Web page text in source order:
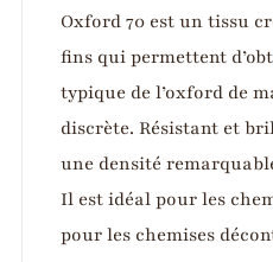
Oxford 70 est un tissu
fins qui permettent
typique de l’oxford de
discrète. Résistant et
une densité
Il est idéal pour les
pour les chemises